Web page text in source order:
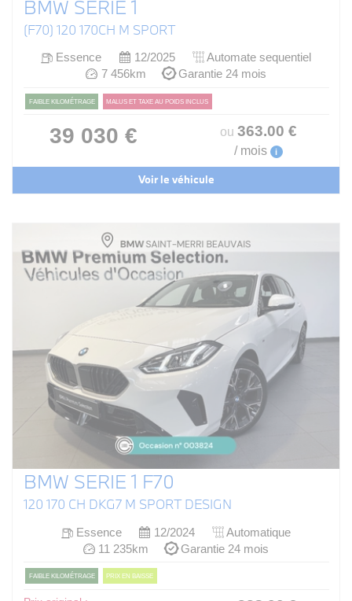
BMW SERIE 1
(F70) 120 170CH M SPORT
Essence 12/2025
Automate sequentiel
7 456km
Garantie 24 mois
FAIBLE KILOMÉTRAGE MALUS ET TAXE AU POIDS INCLUS
39 030 € ou 363.00 €
/ mois i
Voir le véhicule
BMW SERIE 1 F70
120 170 CH DKG7 M SPORT DESIGN
Essence 12/2024
Automatique
11 235km
Garantie 24 mois
FAIBLE KILOMÉTRAGE PRIX EN BAISSE